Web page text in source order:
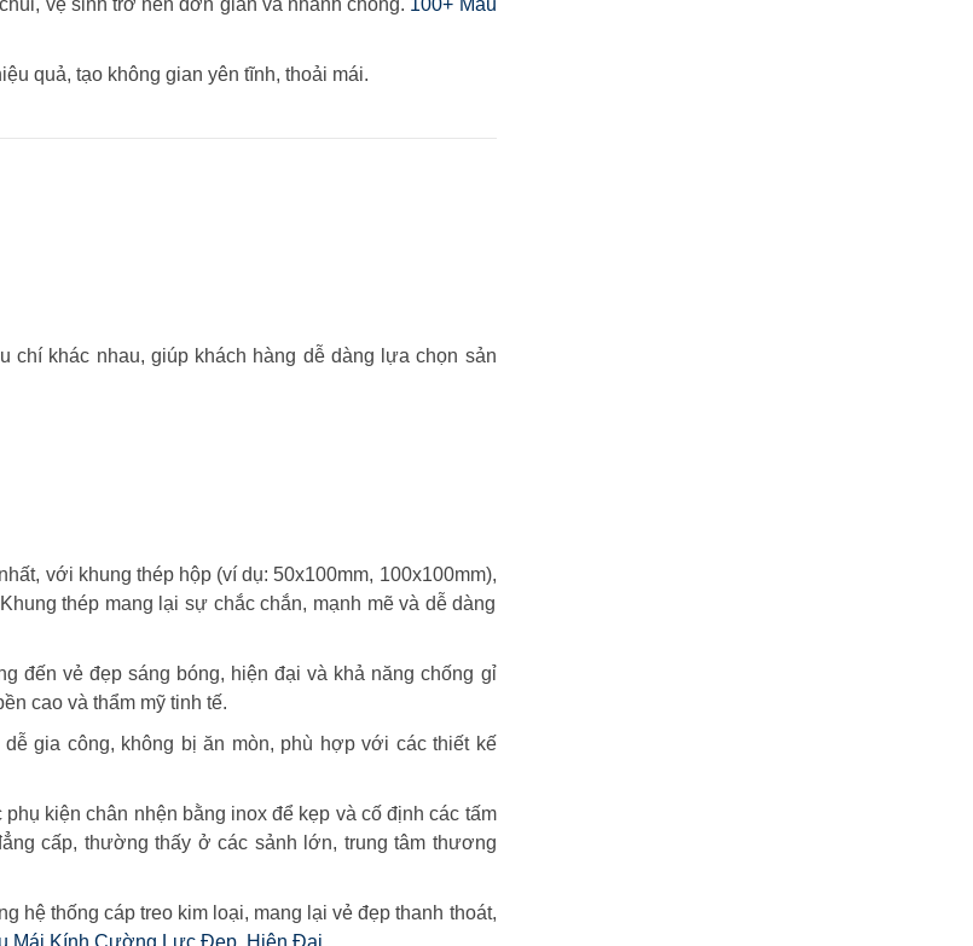
quả, tạo không gian yên tĩnh, thoải mái.
khác nhau, giúp khách hàng dễ dàng lựa chọn sản
với khung thép hộp (ví dụ: 50x100mm, 100x100mm),
thép mang lại sự chắc chắn, mạnh mẽ và dễ dàng
đến vẻ đẹp sáng bóng, hiện đại và khả năng chống gỉ
cao và thẩm mỹ tinh tế.
dễ gia công, không bị ăn mòn, phù hợp với các thiết kế
phụ kiện chân nhện bằng inox để kẹp và cố định các tấm
cấp, thường thấy ở các sảnh lớn, trung tâm thương
hệ thống cáp treo kim loại, mang lại vẻ đẹp thanh thoát,
Mái Kính Cường Lực Đẹp, Hiện Đại